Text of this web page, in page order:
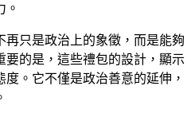
。
只是政治上的象徵，而是能夠
要的是，這些禮包的設計，顯示
。它不僅是政治善意的延伸，